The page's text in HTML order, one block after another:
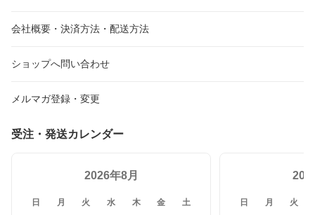
会社概要・決済方法・配送方法
ショップへ問い合わせ
メルマガ登録・変更
受注・発送カレンダー
2026年8月
日 月 火 水 木 金 土 日 月 火